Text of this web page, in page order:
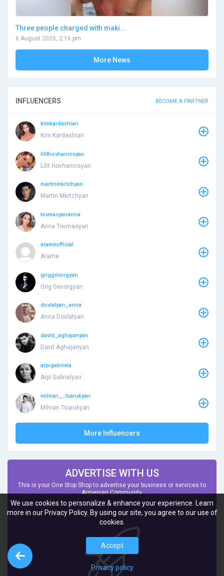
Three people charged with maki...
6 August 2026, 2:16 pm
More News
INFLUENCERS BECOME A PARTNER
kimkardashian
Kim Kardashian
lilithovhannisyan
Lilit Hovhannisyan
martinmkrtchyan
Martin Mkrtchyan
tovmasyananna
Anna Tovmasyan
arameofficial
Arame
griggevorgyan
Grig Gevorgyan
dovlatyan_anna
Anna Dovlatyan
david_aghajanyan
Davit Aghajanyan
arpigabriela
Arpi Gabrielyan
mihran__tsarukyan
Mihran Tsarukyan
More Influencers
ADVERTISE WITH US
This is your One Stop Shop to advertise your business or services to
Armenian Community.
We use cookies to personalize & enhance your experience. Learn
more in our Privacy Policy. By using our site, you agree to our use of
cookies.
Accept
Privacy policy